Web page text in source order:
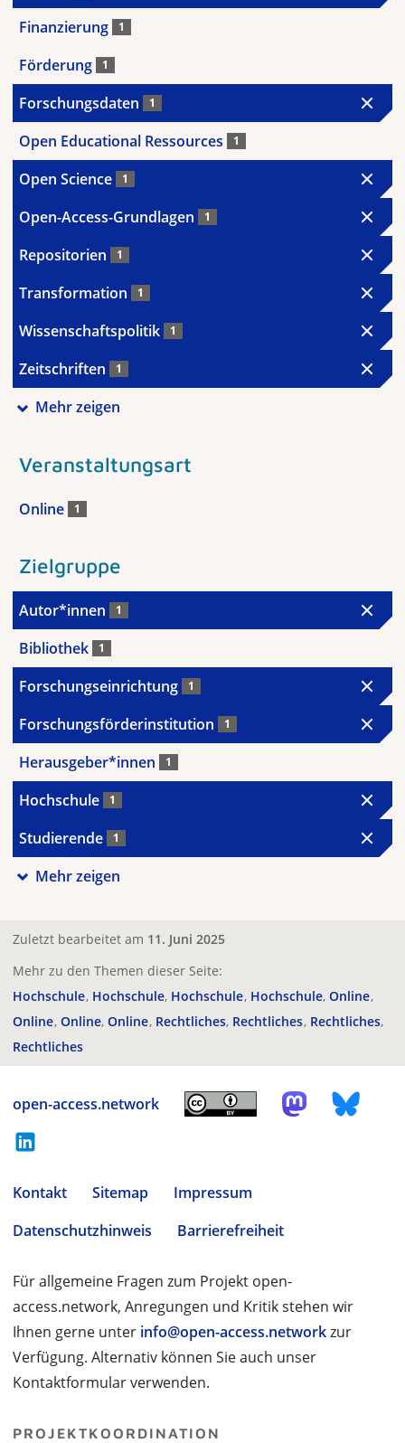
Finanzierung 1
Förderung 1
Forschungsdaten 1
Open Educational Ressources 1
Open Science 1
Open-Access-Grundlagen 1
Repositorien 1
Transformation 1
Wissenschaftspolitik 1
Zeitschriften 1
Mehr zeigen
Veranstaltungsart
Online 1
Zielgruppe
Autor*innen 1
Bibliothek 1
Forschungseinrichtung 1
Forschungsförderinstitution 1
Herausgeber*innen 1
Hochschule 1
Studierende 1
Mehr zeigen
Zuletzt bearbeitet am 11. Juni 2025
Mehr zu den Themen dieser Seite:
Hochschule Hochschule Hochschule Hochschule Online
Online Online Online Rechtliches Rechtliches Rechtliches
Rechtliches
open-access.network
Kontakt Sitemap
Impressum
Datenschutzhinweis
Barrierefreiheit
Für allgemeine Fragen zum Projekt open-
access.network, Anregungen und Kritik stehen wir
Ihnen gerne unter info@open-access.networkzur
Verfügung. Alternativ können Sie auch unser
Kontaktformular verwenden.
PROJEKTKOORDINATION